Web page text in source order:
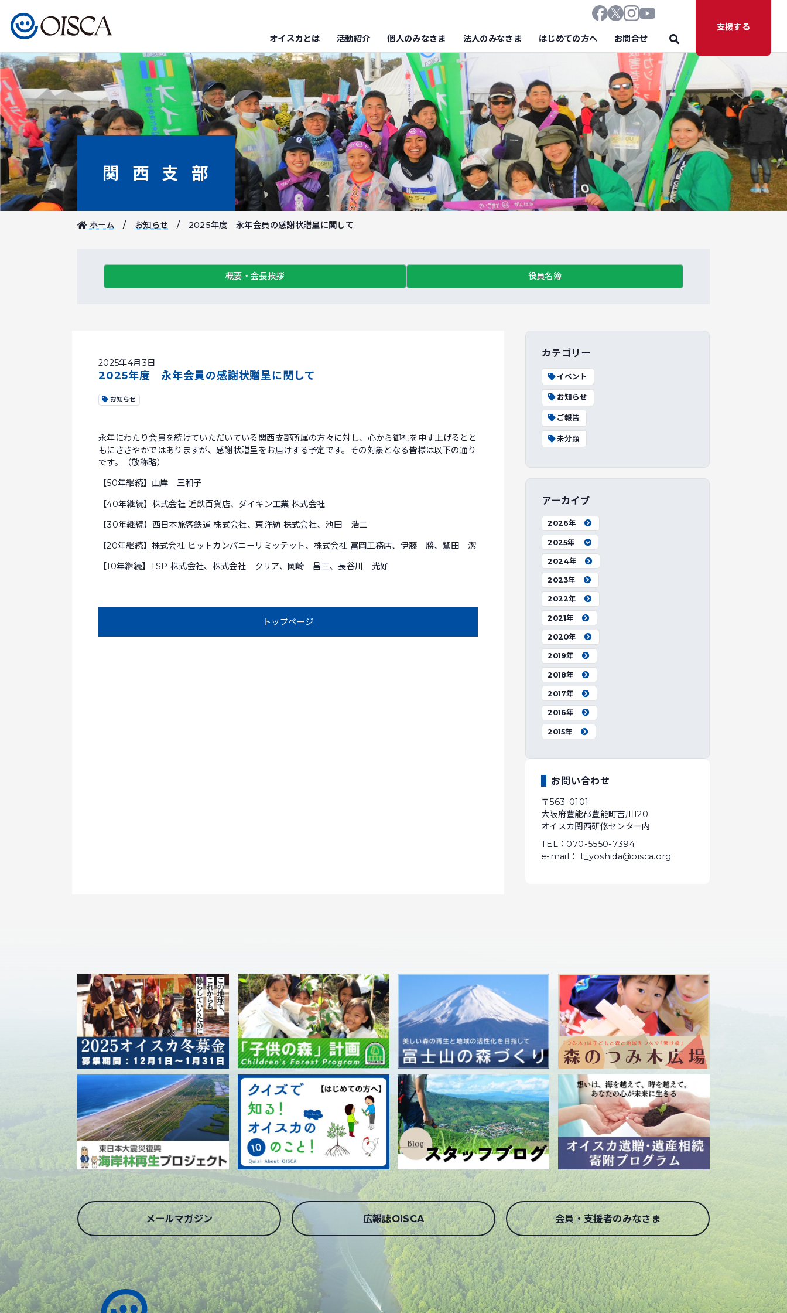
オイスカとは 活動紹介 個人のみなさま 法人のみなさま はじめての方へ お問合せ
支援する
関西支部
ホーム お知らせ 2025年度 永年会員の感謝状贈呈に関して
概要・会長挨拶 役員名簿
2025年4月3日
2025年度 永年会員の感謝状贈呈に関して
お知らせ
永年にわたり会員を続けていただいている関西支部所属の方々に対し、心から御礼を申す上げるとと
もにささやかではありますが、感謝状贈呈をお届けする予定です。その対象となる皆様は以下の通り
です。（敬称略）
【50年継続】山岸 三和子
【40年継続】株式会社 近鉄百貨店、ダイキン工業 株式会社
【30年継続】西日本旅客鉄道 株式会社、東洋紡 株式会社、池田 浩二
【20年継続】株式会社 ヒットカンパニーリミッテット、株式会社 冨岡工務店、伊藤 勝、鷲田 潔
【10年継続】TSP 株式会社、株式会社 クリア、岡崎 昌三、長谷川 光好
トップページ
カテゴリー
イベント
お知らせ
ご報告
未分類
アーカイブ
2026年
2025年
2024年
2023年
2022年
2021年
2020年
2019年
2018年
2017年
2016年
2015年
お問い合わせ
〒563-0101
大阪府豊能郡豊能町吉川120
オイスカ関西研修センター内
TEL：070-5550-7394
e-mail： t_yoshida@oisca.org
メールマガジン 広報誌OISCA 会員・支援者のみなさま